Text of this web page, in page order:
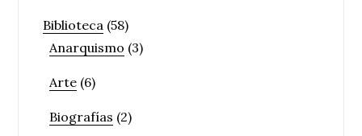
Biblioteca (58)
Anarquismo (3)
Arte (6)
Biografías (2)